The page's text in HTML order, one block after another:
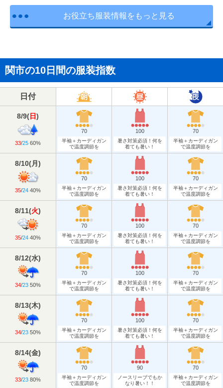
お役立ち服装情報をもっと見る
関市の10日間の服装指数
日付
8/9(日)
33/25 60%
70
半袖＋カーディガン
で温度調節を
100
暑さ対策必須！何を
着ても暑い！
70
半袖＋カーディガン
で温度調節を
8/10(月 )
35/24 40%
70
半袖＋カーディガン
で温度調節を
100
暑さ対策必須！何を
着ても暑い！
70
半袖＋カーディガン
で温度調節を
8/11(火)
35/24 40%
70
半袖＋カーディガン
で温度調節を
100
暑さ対策必須！何を
着ても暑い！
70
半袖＋カーディガン
で温度調節を
8/12(水)
34/23 50%
70
半袖＋カーディガン
で温度調節を
100
暑さ対策必須！何を
着ても暑い！
70
半袖＋カーディガン
で温度調節を
8/13(木)
34/23 50%
70
半袖＋カーディガン
で温度調節を
100
暑さ対策必須！何を
着ても暑い！
70
半袖＋カーディガン
で温度調節を
8/14(金)
33/23 80%
70
半袖＋カーディガン
で温度調節を
90
ノースリーブでもか
なり暑い！！
70
半袖＋カーディガン
で温度調節を